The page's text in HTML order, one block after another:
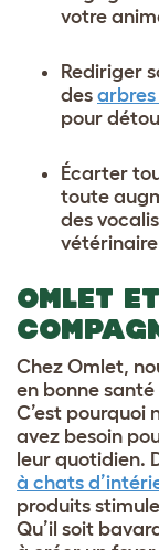
votre
Rediriger
des
pour
Écarter
toute
des
OMLET
Chez Omlet,
en bonne
C’est pourquoi
avez besoin
leur quotidien.
à chats
produits
Qu’il soit